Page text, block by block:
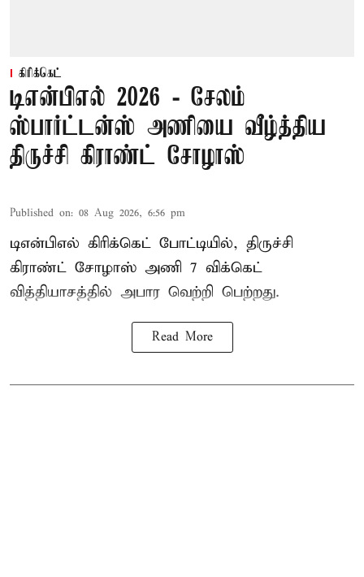
கிரிக்கெட்
டிஎன்பிஎல் 2026 - சேலம்
ஸ்பார்ட்டன்ஸ் அணியை வீழ்த்திய
திருச்சி கிராண்ட் சோழாஸ்
Published on: 08 Aug 2026, 6:56 pm
டிஎன்பிஎல் கிரிக்கெட் போட்டியில், திருச்சி
கிராண்ட் சோழாஸ் அணி 7 விக்கெட்
வித்தியாசத்தில் அபார வெற்றி பெற்றது.
Read More